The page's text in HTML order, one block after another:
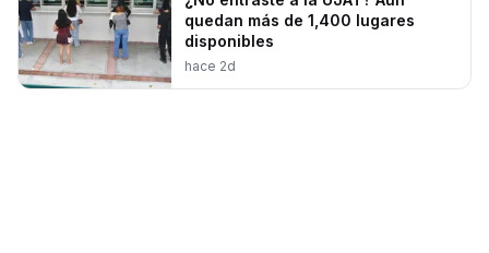
quedan más de 1,400 lugares
disponibles
hace 2d